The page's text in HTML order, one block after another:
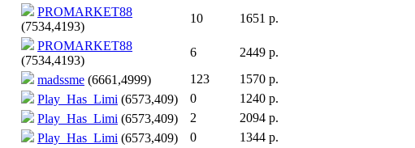
PROMARKET88
(7534,4193)
10 1651 р.
PROMARKET88
(7534,4193)
6
2449 р.
madssme (6661,4999) 123
1570 р.
Play_Has_Limi (6573,409) 0
1240 р.
Play_Has_Limi (6573,409) 2
2094 р.
Play_Has_Limi (6573,409) 0
1344 р.